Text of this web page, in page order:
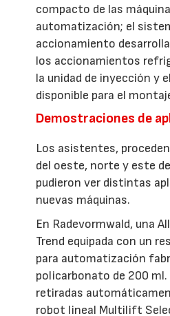
compacto de las
automatización; el
accionamiento
los accionamientos
la unidad de inyección y
disponible para el
Demostraciones de
Los asistentes,
del oeste, norte y este
pudieron ver distintas
nuevas máquinas.
En Radevormwald, una
Trend equipada con un
para automatización
policarbonato de 200 ml.
retiradas
robot lineal Multilift